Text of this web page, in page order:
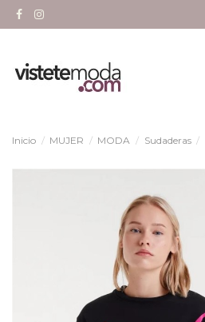
Inicio MUJER MODA Sudaderas